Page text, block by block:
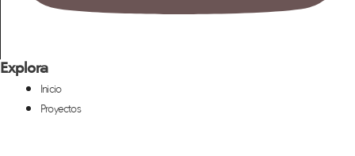
Explora
Inicio
Proyectos